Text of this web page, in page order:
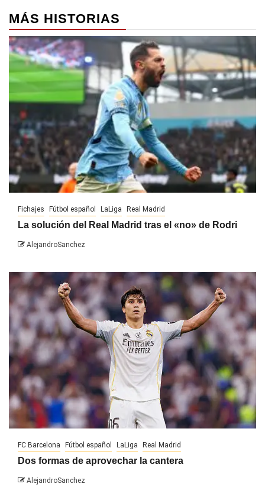
MÁS HISTORIAS
Fichajes Fútbol español LaLiga Real Madrid
La solución del Real Madrid tras el «no» de Rodri
AlejandroSanchez
FC Barcelona Fútbol español LaLiga Real Madrid
Dos formas de aprovechar la cantera
AlejandroSanchez